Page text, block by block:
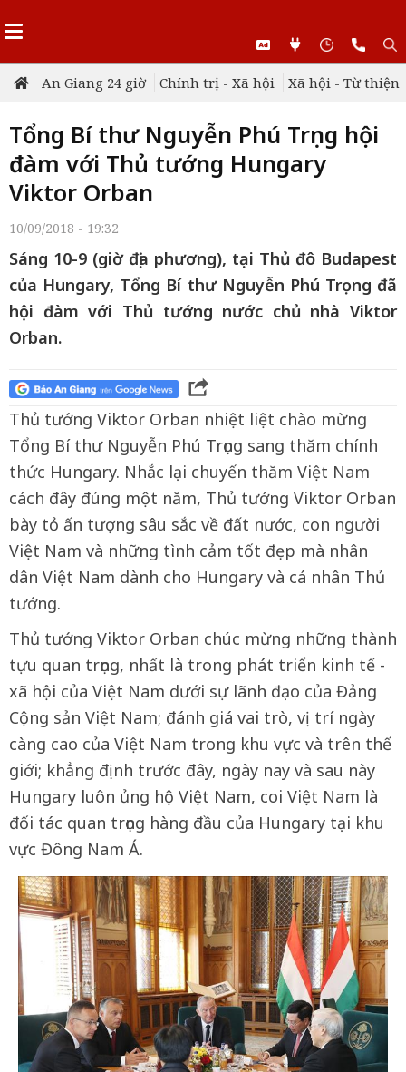
An Giang 24 giờ Chính trị - Xã hội Xã hội - Từ thiện
Tổng Bí thư Nguyễn Phú Trọng hội
đàm với Thủ tướng Hungary
Viktor Orban
10/09/2018 - 19:32
Sáng 10-9 (giờ địa phương), tại Thủ đô Budapest
của Hungary, Tổng Bí thư Nguyễn Phú Trọng đã
hội đàm với Thủ tướng nước chủ nhà Viktor
Orban.
Thủ tướng Viktor Orban nhiệt liệt chào mừng
Tổng Bí thư Nguyễn Phú Trọng sang thăm chính
thức Hungary. Nhắc lại chuyến thăm Việt Nam
cách đây đúng một năm, Thủ tướng Viktor Orban
bày tỏ ấn tượng sâu sắc về đất nước, con người
Việt Nam và những tình cảm tốt đẹp mà nhân
dân Việt Nam dành cho Hungary và cá nhân Thủ
tướng.
Thủ tướng Viktor Orban chúc mừng những thành
tựu quan trọng, nhất là trong phát triển kinh tế -
xã hội của Việt Nam dưới sự lãnh đạo của Đảng
Cộng sản Việt Nam; đánh giá vai trò, vị trí ngày
càng cao của Việt Nam trong khu vực và trên thế
giới; khẳng định trước đây, ngày nay và sau này
Hungary luôn ủng hộ Việt Nam, coi Việt Nam là
đối tác quan trọng hàng đầu của Hungary tại khu
vực Đông Nam Á.